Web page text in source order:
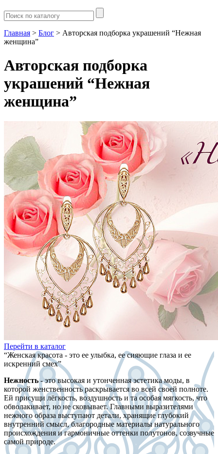
Главная > Блог > Авторская подборка украшений “Нежная
женщина”
Авторская подборка
украшений “Нежная
женщина”
Перейти в каталог
“Женская красота - это ее улыбка, ее сияющие глаза и ее
искренний смех”
Нежность- это высокая и утонченная эстетика моды, в
которой женственность раскрывается во всей своей полноте.
Ей присущи лёгкость, воздушность и та особая мягкость, что
обволакивает, но не сковывает. Главными выразителями
нежного образа выступают детали, хранящие глубокий
внутренний смысл, благородные материалы натурального
происхождения и гармоничные оттенки полутонов, созвучные
самой природе.